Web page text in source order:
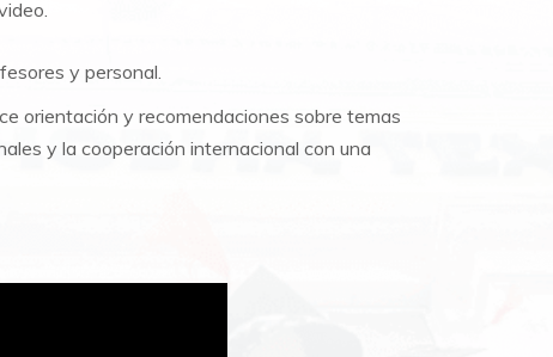
y personal.
orientación y recomendaciones sobre temas
y la cooperación internacional con una